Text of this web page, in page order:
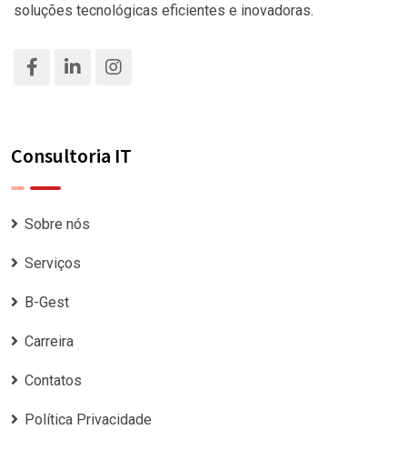
soluções tecnológicas eficientes e inovadoras.
Consultoria IT
Sobre nós
Serviços
B-Gest
Carreira
Contatos
Política Privacidade